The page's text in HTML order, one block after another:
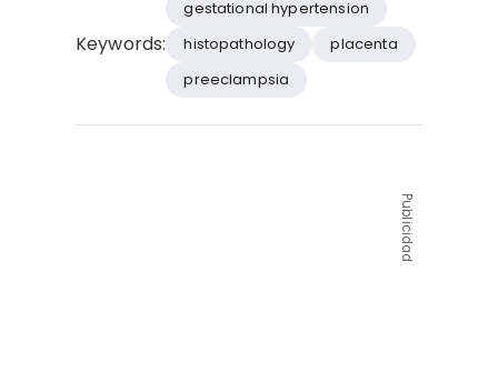
Keywords:
gestational hypertension
histopathology
placenta
preeclampsia
Publicidad